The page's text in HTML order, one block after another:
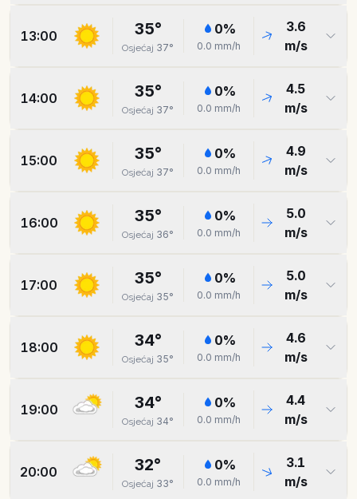
13:00 35°
Osjećaj 37°
0%
0.0 mm/h
3.6
m/s
14:00 35°
Osjećaj 37°
0%
0.0 mm/h
4.5
m/s
15:00 35°
Osjećaj 37°
0%
0.0 mm/h
4.9
m/s
16:00 35°
Osjećaj 36°
0%
0.0 mm/h
5.0
m/s
17:00 35°
Osjećaj 35°
0%
0.0 mm/h
5.0
m/s
18:00 34°
Osjećaj 35°
0%
0.0 mm/h
4.6
m/s
19:00 34°
Osjećaj 34°
0%
0.0 mm/h
4.4
m/s
20:00 32°
Osjećaj 33°
0%
0.0 mm/h
3.1
m/s